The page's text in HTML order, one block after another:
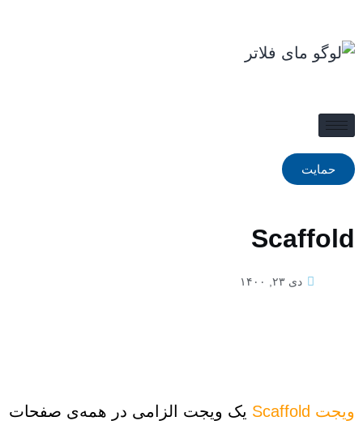
حمایت
Scaffold
دی ۲۳, ۱۴۰۰
ویجت Scaffold
یک ویجت الزامی در همه‌ی صفحات